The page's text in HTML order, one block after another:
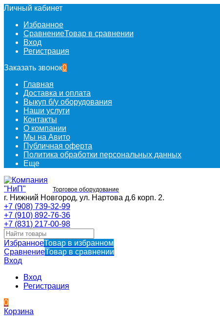
Личный кабинет
Избранное
СравнениеТовар в сравнении
Вход
Регистрация
Заказать звонок0
Главная
Доставка и оплата
Выкуп б/у оборудования
Наши услуги
Контакты
О компании
Мы на Авито
Публичная оферта
Политика обработки персональных данных
Еще
Торговое оборудование
г. Нижний Новгород, ул. Нартова д.6 корп. 2.
+7 (908) 739-32-99
+7 (910) 892-76-36
+7 (831) 217-00-98
ИзбранноеТовар в избранном
СравнениеТовар в сравнении
Вход
Вход
Регистрация
0
Корзина